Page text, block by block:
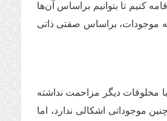
کنیم تا بتوانیم براساس آن‌ها
موجودات، براساس صفتی ذاتی
مخلوقات دیگر مزاحمت نداشته
موجوداتی اشکالی ندارد، اما